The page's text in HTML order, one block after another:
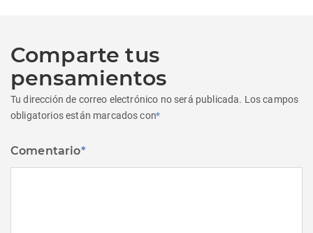
Comparte tus
pensamientos
Tu dirección de correo electrónico no será publicada. Los campos
obligatorios están marcados con*
Comentario*